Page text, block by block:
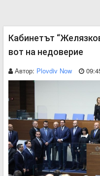
Кабинетът
вот на недоверие
Автор: Plovdiv Now